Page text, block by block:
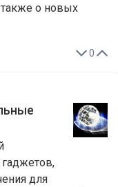
также о новых
0
для